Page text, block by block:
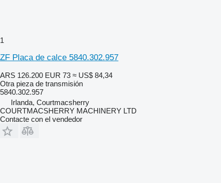
1
ZF Placa de calce 5840.302.957
ARS 126.200 EUR 73 ≈ US$ 84,34
Otra pieza de transmisión
5840.302.957
Irlanda, Courtmacsherry
COURTMACSHERRY MACHINERY LTD
Contacte con el vendedor